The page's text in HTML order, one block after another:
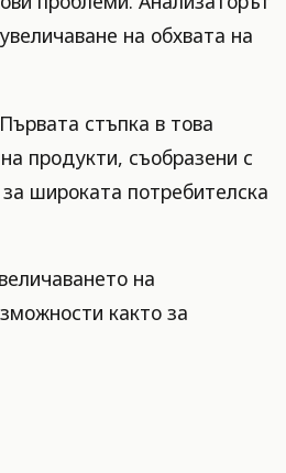
на обхвата на
стъпка в това
продукти, съобразени с
широката потребителска
на
както за